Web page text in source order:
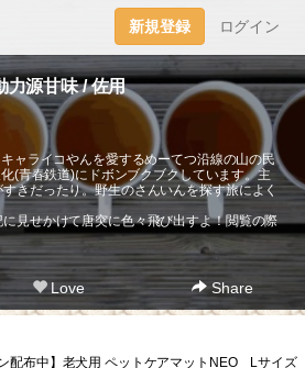
新規登録 ログイン
力源甘味 / 佐用
ャライコやんを愛するめーてつ沿線の山の民
(青春鉄道)にドボンブクブクしています。主
きだったり。野生のさんいんを探す旅によく
見せかけて唐突に色々飛び出すよ！閲覧の際
Love Share
ン配布中】老犬用 ペットケアマットNEO Lサイズ